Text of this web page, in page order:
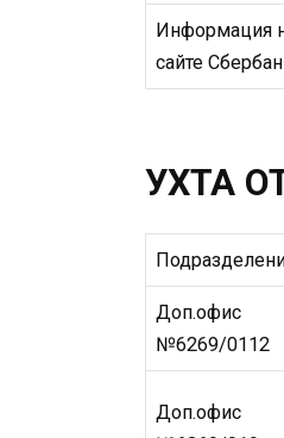
Информация
сайте
УХТА
Доп.офис
№6269/0112
Доп.офис